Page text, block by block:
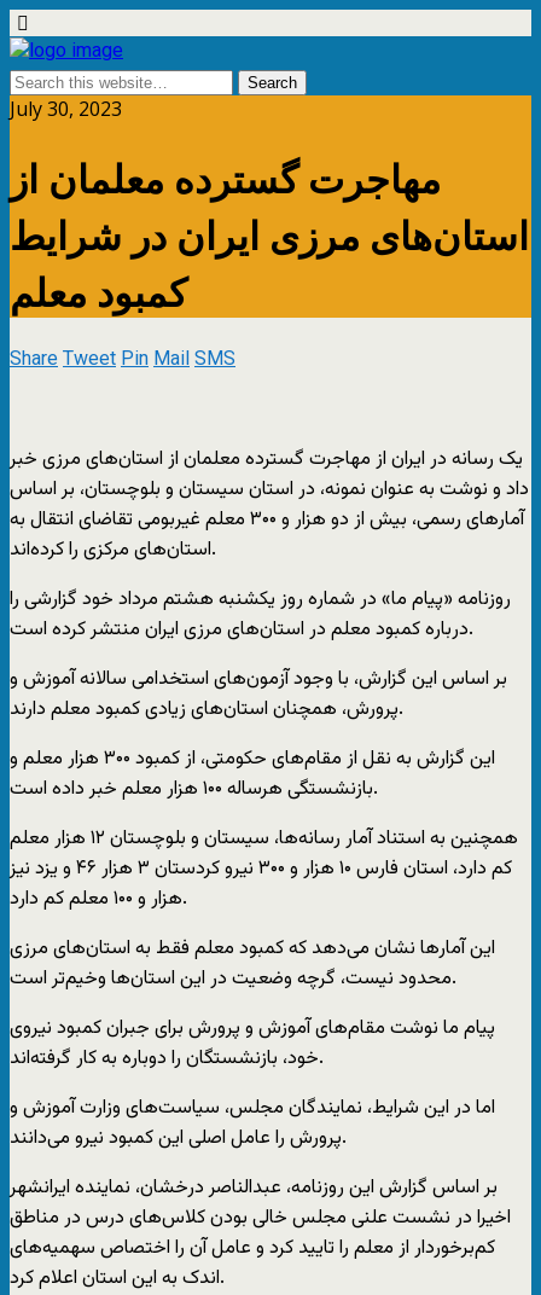
July 30, 2023
مهاجرت گسترده معلمان از
استان‌های مرزی ایران در شرایط
کمبود معلم
ShareTweetPinMailSMS
یک رسانه در ایران از مهاجرت گسترده معلمان از استان‌های مرزی خبر
داد و نوشت به عنوان نمونه، در استان سیستان و بلوچستان، بر اساس
آمارهای رسمی، بیش از دو هزار و ۳۰۰ معلم غیربومی تقاضای انتقال به
استان‌های مرکزی را کرده‌اند.
روزنامه «پیام ما» در شماره روز یکشنبه هشتم مرداد خود گزارشی را
درباره کمبود معلم در استان‌های مرزی ایران منتشر کرده است.
بر اساس این گزارش، با وجود آزمون‌های استخدامی سالانه آموزش و
پرورش، همچنان استان‌های زیادی کمبود معلم دارند.
این گزارش به نقل از مقام‌های حکومتی، از کمبود ۳۰۰ هزار معلم و
بازنشستگی هرساله ۱۰۰ هزار معلم خبر داده است.
همچنین به استناد آمار رسانه‌ها، سیستان ‌و ‌بلوچستان ۱۲ هزار معلم
کم دارد، استان فارس ۱۰ هزار و ۳۰۰ نیرو کردستان ۳ هزار ۴۶ و یزد نیز
هزار و ۱۰۰ معلم کم دارد.
این آمارها نشان می‌دهد که کمبود معلم فقط به استان‌های مرزی
محدود نیست، گرچه وضعیت در این استان‌ها وخیم‌تر است.
پیام ما نوشت مقام‌های آموزش و پرورش برای جبران کمبود نیروی
خود، بازنشستگان را دوباره به کار گرفته‌اند.
اما در این شرایط، نمایندگان مجلس، سیاست‌های وزارت آموزش و
پرورش را عامل اصلی این کمبود نیرو می‌دانند.
بر اساس گزارش این روزنامه، عبدالناصر درخشان، نماینده ایرانشهر
اخیرا در نشست علنی مجلس خالی بودن کلاس‌های درس در مناطق
کم‌برخوردار از معلم را تایید کرد و عامل آن را اختصاص سهمیه‌های
اندک به این استان اعلام کرد.